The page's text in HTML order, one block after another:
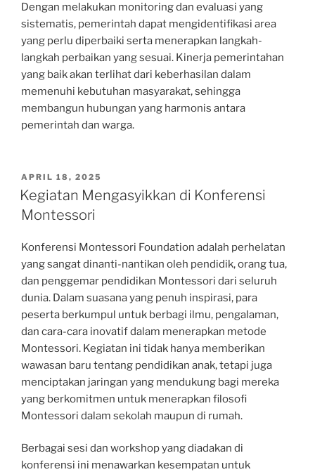
Dengan melakukan monitoring dan evaluasi yang
sistematis, pemerintah dapat mengidentifikasi area
yang perlu diperbaiki serta menerapkan langkah-
langkah perbaikan yang sesuai. Kinerja pemerintahan
yang baik akan terlihat dari keberhasilan dalam
memenuhi kebutuhan masyarakat, sehingga
membangun hubungan yang harmonis antara
pemerintah dan warga.
POSTED
ON
APRIL 18, 2025
Kegiatan Mengasyikkan di Konferensi
Montessori
Konferensi Montessori Foundation adalah perhelatan
yang sangat dinanti-nantikan oleh pendidik, orang tua,
dan penggemar pendidikan Montessori dari seluruh
dunia. Dalam suasana yang penuh inspirasi, para
peserta berkumpul untuk berbagi ilmu, pengalaman,
dan cara-cara inovatif dalam menerapkan metode
Montessori. Kegiatan ini tidak hanya memberikan
wawasan baru tentang pendidikan anak, tetapi juga
menciptakan jaringan yang mendukung bagi mereka
yang berkomitmen untuk menerapkan filosofi
Montessori dalam sekolah maupun di rumah.
Berbagai sesi dan workshop yang diadakan di
konferensi ini menawarkan kesempatan untuk